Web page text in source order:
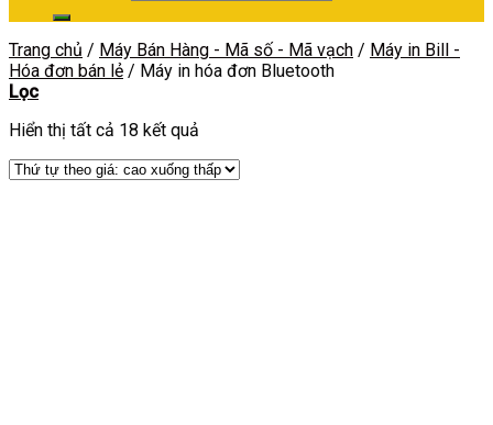
Trang chủ / Máy Bán Hàng - Mã số - Mã vạch / Máy in Bill -
Hóa đơn bán lẻ / Máy in hóa đơn Bluetooth
Lọc
Hiển thị tất cả 18 kết quả